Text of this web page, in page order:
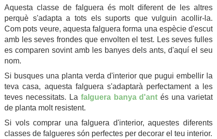
Aquesta classe de falguera és molt diferent de les altres
perquè s'adapta a tots els suports que vulguin acollir-la.
Com pots veure, aquesta falguera forma una espècie d'escut
amb les seves frondes que envolten el test. Les seves fulles
es comparen sovint amb les banyes dels ants, d'aquí el seu
nom.
Si busques una planta verda d'interior que pugui embellir la
teva casa, aquesta falguera s'adaptarà perfectament a les
teves necessitats. La falguera banya d'ant és una varietat
de planta molt resistent.
Si vols comprar una falguera d'interior, aquestes diferents
classes de falgueres són perfectes per decorar el teu interior.